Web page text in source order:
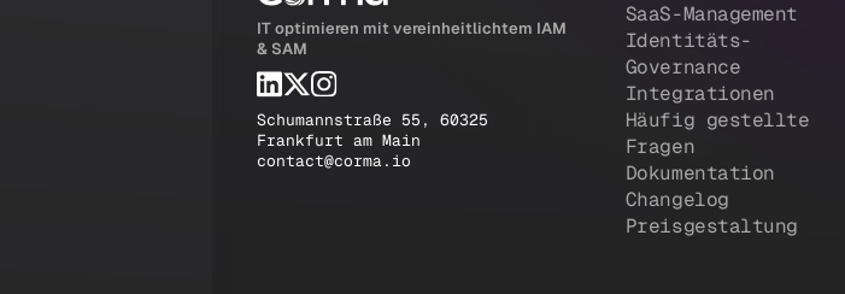
IT optimieren mit vereinheitlichtem IAM
& SAM
Schumannstraße 55, 60325
Frankfurt am Main
contact@corma.io
SaaS-Management
Identitäts-
Governance
Integrationen
Häufig gestellte
Fragen
Dokumentation
Changelog
Preisgestaltung